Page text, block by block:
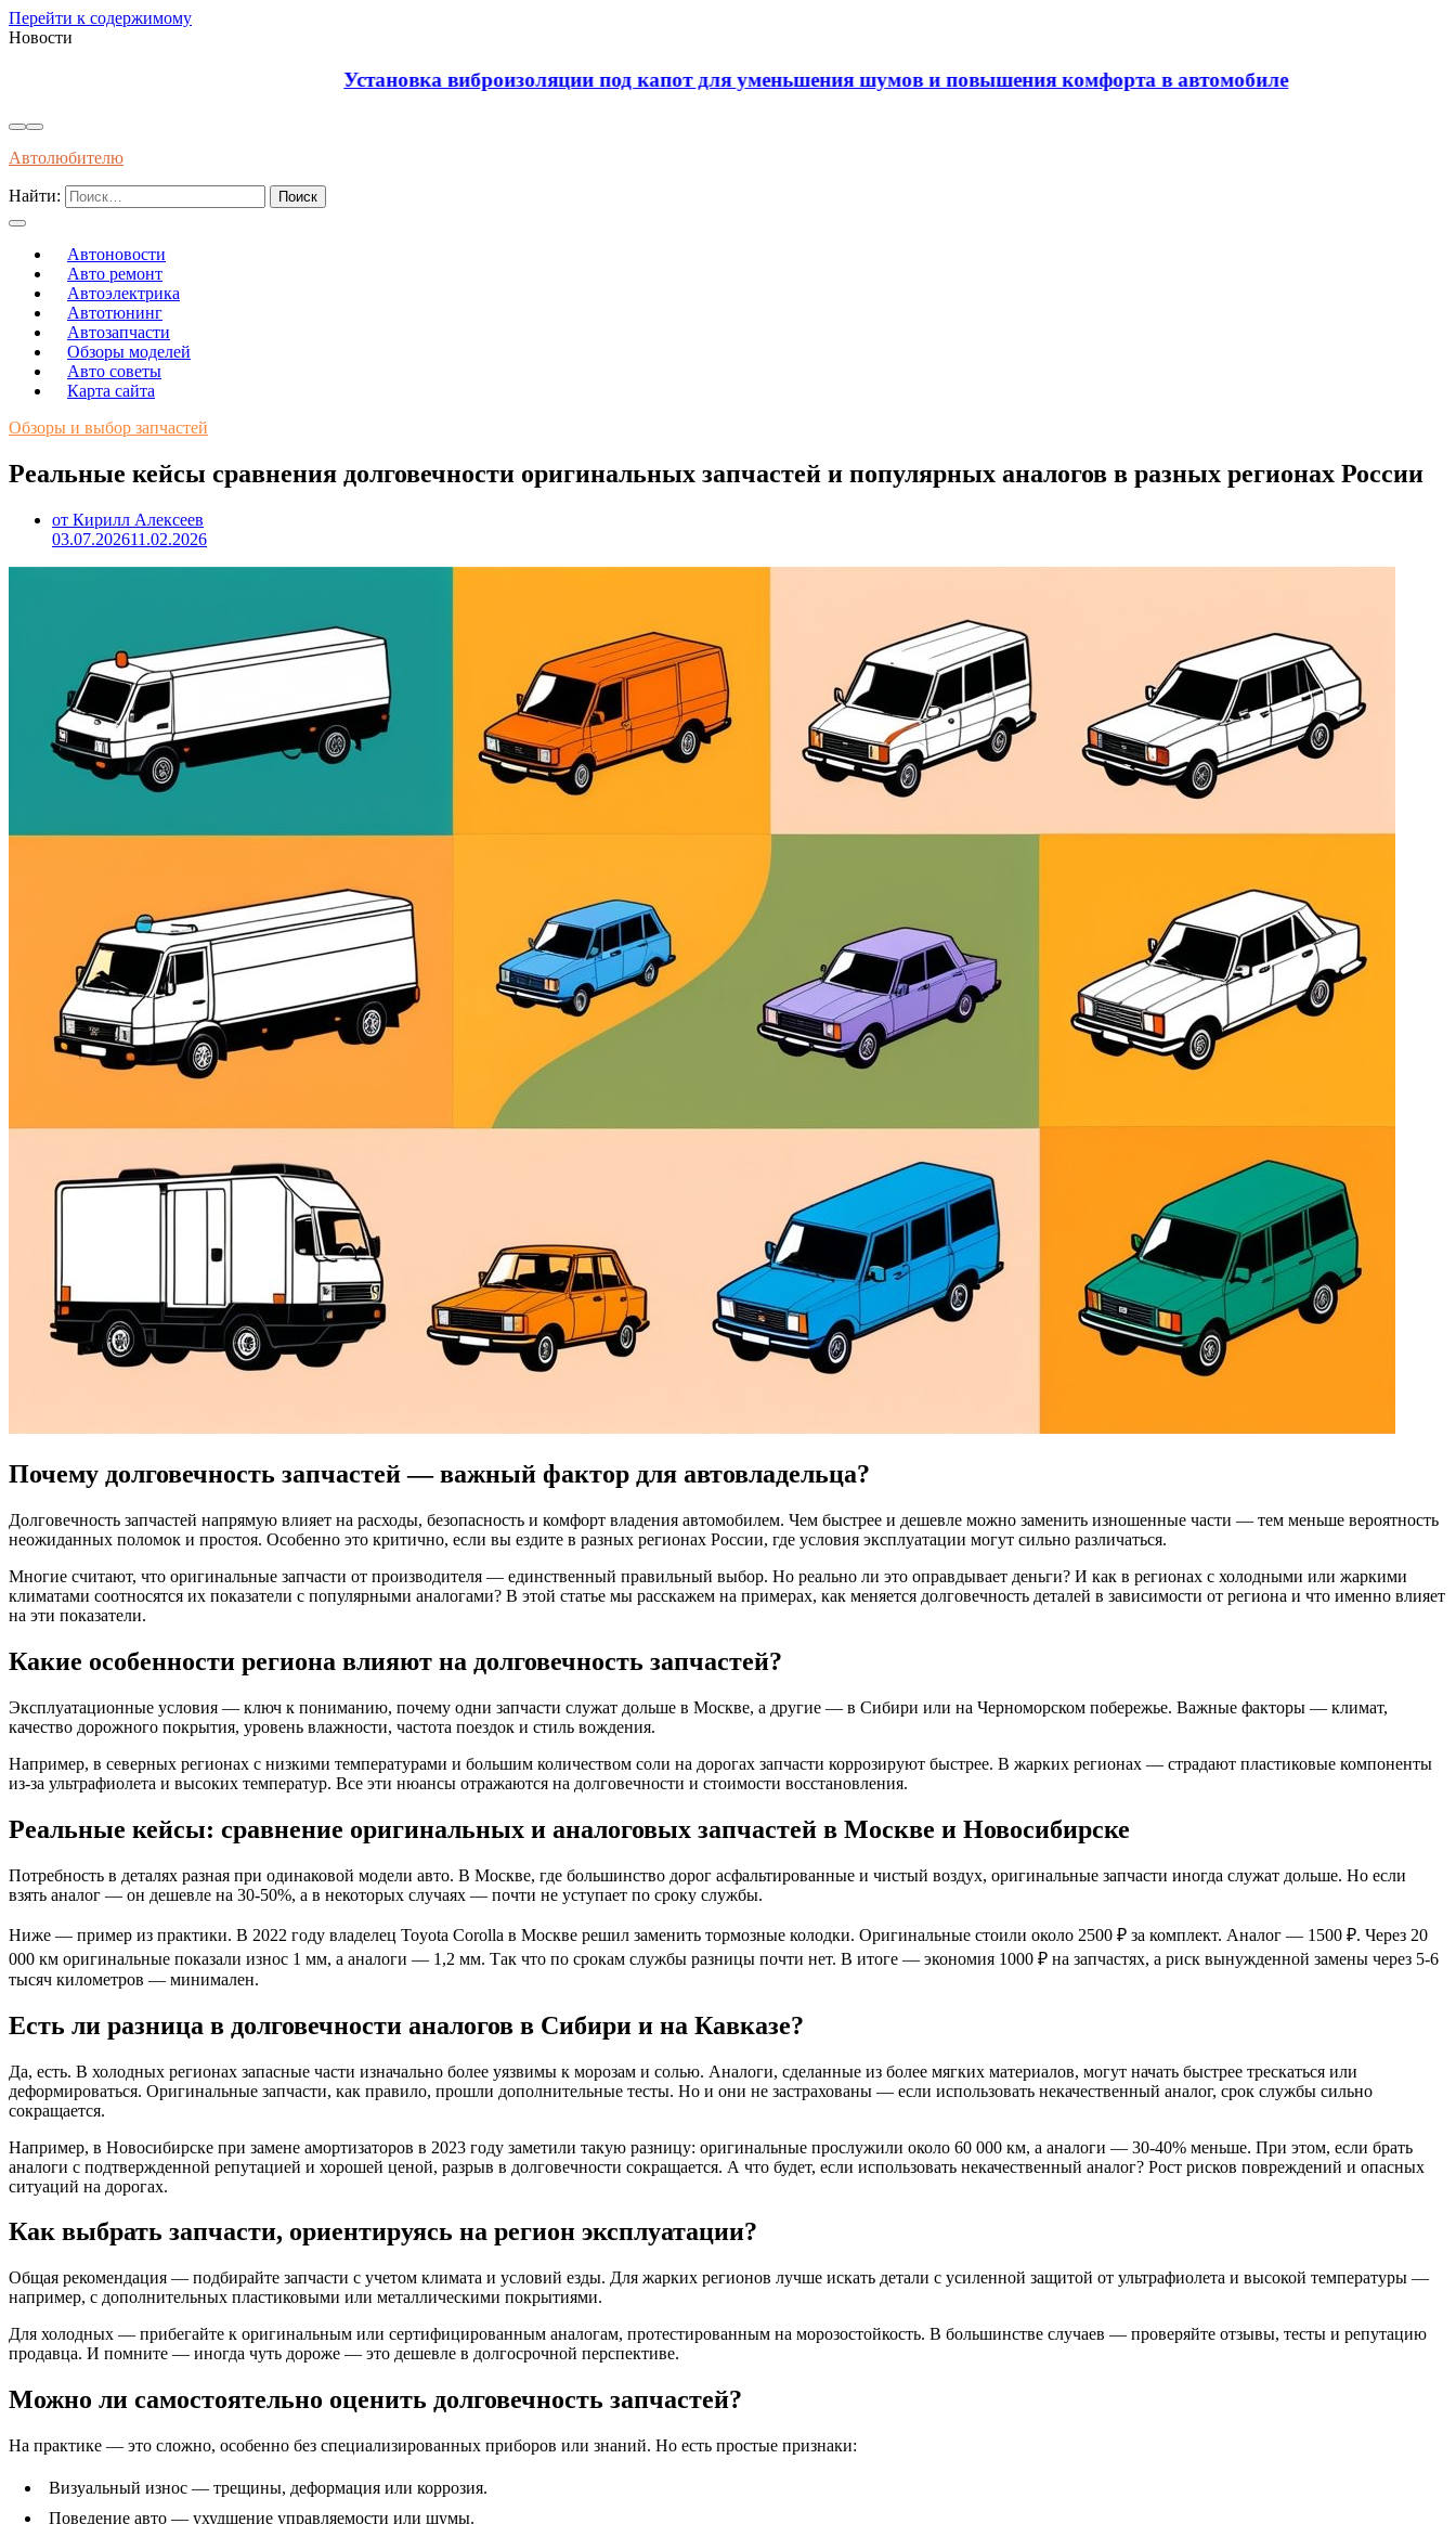
Перейти к содержимому
Новости
Установка виброизоляции под капот для уменьшения шумов и повышения комфорта в автомобиле
Автолюбителю
Найти:
Автоновости
Авто ремонт
Автоэлектрика
Автотюнинг
Автозапчасти
Обзоры моделей
Авто советы
Карта сайта
Обзоры и выбор запчастей
Реальные кейсы сравнения долговечности оригинальных запчастей и популярных аналогов в разных регионах России
от Кирилл Алексеев
03.07.202611.02.2026
Почему долговечность запчастей — важный фактор для автовладельца?
Долговечность запчастей напрямую влияет на расходы, безопасность и комфорт владения автомобилем. Чем быстрее и дешевле можно заменить изношенные части — тем меньше вероятность
неожиданных поломок и простоя. Особенно это критично, если вы ездите в разных регионах России, где условия эксплуатации могут сильно различаться.
Многие считают, что оригинальные запчасти от производителя — единственный правильный выбор. Но реально ли это оправдывает деньги? И как в регионах с холодными или жаркими
климатами соотносятся их показатели с популярными аналогами? В этой статье мы расскажем на примерах, как меняется долговечность деталей в зависимости от региона и что именно влияет
на эти показатели.
Какие особенности региона влияют на долговечность запчастей?
Эксплуатационные условия — ключ к пониманию, почему одни запчасти служат дольше в Москве, а другие — в Сибири или на Черноморском побережье. Важные факторы — климат,
качество дорожного покрытия, уровень влажности, частота поездок и стиль вождения.
Например, в северных регионах с низкими температурами и большим количеством соли на дорогах запчасти коррозируют быстрее. В жарких регионах — страдают пластиковые компоненты
из-за ультрафиолета и высоких температур. Все эти нюансы отражаются на долговечности и стоимости восстановления.
Реальные кейсы: сравнение оригинальных и аналоговых запчастей в Москве и Новосибирске
Потребность в деталях разная при одинаковой модели авто. В Москве, где большинство дорог асфальтированные и чистый воздух, оригинальные запчасти иногда служат дольше. Но если
взять аналог — он дешевле на 30-50%, а в некоторых случаях — почти не уступает по сроку службы.
Ниже — пример из практики. В 2022 году владелец Toyota Corolla в Москве решил заменить тормозные колодки. Оригинальные стоили около 2500 ₽ за комплект. Аналог — 1500 ₽. Через 20
000 км оригинальные показали износ 1 мм, а аналоги — 1,2 мм. Так что по срокам службы разницы почти нет. В итоге — экономия 1000 ₽ на запчастях, а риск вынужденной замены через 5-6
тысяч километров — минимален.
Есть ли разница в долговечности аналогов в Сибири и на Кавказе?
Да, есть. В холодных регионах запасные части изначально более уязвимы к морозам и солью. Аналоги, сделанные из более мягких материалов, могут начать быстрее трескаться или
деформироваться. Оригинальные запчасти, как правило, прошли дополнительные тесты. Но и они не застрахованы — если использовать некачественный аналог, срок службы сильно
сокращается.
Например, в Новосибирске при замене амортизаторов в 2023 году заметили такую разницу: оригинальные прослужили около 60 000 км, а аналоги — 30-40% меньше. При этом, если брать
аналоги с подтвержденной репутацией и хорошей ценой, разрыв в долговечности сокращается. А что будет, если использовать некачественный аналог? Рост рисков повреждений и опасных
ситуаций на дорогах.
Как выбрать запчасти, ориентируясь на регион эксплуатации?
Общая рекомендация — подбирайте запчасти с учетом климата и условий езды. Для жарких регионов лучше искать детали с усиленной защитой от ультрафиолета и высокой температуры —
например, с дополнительных пластиковыми или металлическими покрытиями.
Для холодных — прибегайте к оригинальным или сертифицированным аналогам, протестированным на морозостойкость. В большинстве случаев — проверяйте отзывы, тесты и репутацию
продавца. И помните — иногда чуть дороже — это дешевле в долгосрочной перспективе.
Можно ли самостоятельно оценить долговечность запчастей?
На практике — это сложно, особенно без специализированных приборов или знаний. Но есть простые признаки:
Визуальный износ — трещины, деформация или коррозия.
Поведение авто — ухудшение управляемости или шумы.